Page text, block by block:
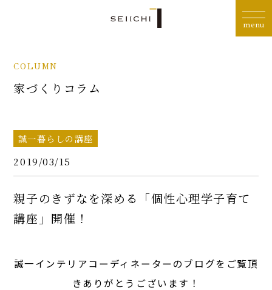
COLUMN
家づくりコラム
誠一暮らしの講座
2019/03/15
親子のきずなを深める「個性心理学子育て
講座」開催！
誠一インテリアコーディネーターのブログをご覧頂
きありがとうございます！